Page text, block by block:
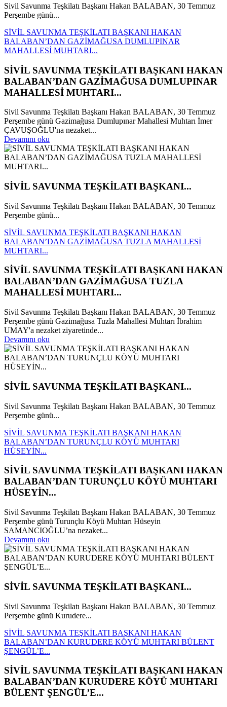
Sivil Savunma Teşkilatı Başkanı Hakan BALABAN, 30 Temmuz
Perşembe günü...
SİVİL SAVUNMA TEŞKİLATI BAŞKANI HAKAN
BALABAN’DAN GAZİMAĞUSA DUMLUPINAR
MAHALLESİ MUHTARI...
SİVİL SAVUNMA TEŞKİLATI BAŞKANI HAKAN
BALABAN’DAN GAZİMAĞUSA DUMLUPINAR
MAHALLESİ MUHTARI...
Sivil Savunma Teşkilatı Başkanı Hakan BALABAN, 30 Temmuz
Perşembe günü Gazimağusa Dumlupınar Mahallesi Muhtarı İmer
ÇAVUŞOĞLU'na nezaket...
Devamını oku
SİVİL SAVUNMA TEŞKİLATI BAŞKANI...
Sivil Savunma Teşkilatı Başkanı Hakan BALABAN, 30 Temmuz
Perşembe günü...
SİVİL SAVUNMA TEŞKİLATI BAŞKANI HAKAN
BALABAN’DAN GAZİMAĞUSA TUZLA MAHALLESİ
MUHTARI...
SİVİL SAVUNMA TEŞKİLATI BAŞKANI HAKAN
BALABAN’DAN GAZİMAĞUSA TUZLA
MAHALLESİ MUHTARI...
Sivil Savunma Teşkilatı Başkanı Hakan BALABAN, 30 Temmuz
Perşembe günü Gazimağusa Tuzla Mahallesi Muhtarı İbrahim
UMAY'a nezaket ziyaretinde...
Devamını oku
SİVİL SAVUNMA TEŞKİLATI BAŞKANI...
Sivil Savunma Teşkilatı Başkanı Hakan BALABAN, 30 Temmuz
Perşembe günü...
SİVİL SAVUNMA TEŞKİLATI BAŞKANI HAKAN
BALABAN’DAN TURUNÇLU KÖYÜ MUHTARI
HÜSEYİN...
SİVİL SAVUNMA TEŞKİLATI BAŞKANI HAKAN
BALABAN’DAN TURUNÇLU KÖYÜ MUHTARI
HÜSEYİN...
Sivil Savunma Teşkilatı Başkanı Hakan BALABAN, 30 Temmuz
Perşembe günü Turunçlu Köyü Muhtarı Hüseyin
SAMANCIOĞLU’na nezaket...
Devamını oku
SİVİL SAVUNMA TEŞKİLATI BAŞKANI...
Sivil Savunma Teşkilatı Başkanı Hakan BALABAN, 30 Temmuz
Perşembe günü Kurudere...
SİVİL SAVUNMA TEŞKİLATI BAŞKANI HAKAN
BALABAN’DAN KURUDERE KÖYÜ MUHTARI BÜLENT
ŞENGÜL’E...
SİVİL SAVUNMA TEŞKİLATI BAŞKANI HAKAN
BALABAN’DAN KURUDERE KÖYÜ MUHTARI
BÜLENT ŞENGÜL’E...